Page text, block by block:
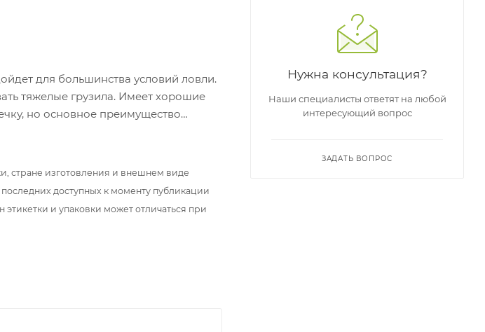
для большинства условий ловли.
тяжелые грузила. Имеет хорошие
но основное преимущество
стране изготовления и внешнем виде
доступных к моменту публикации
и упаковки может отличаться при
Нужна консультация?
Наши специалисты ответят на любой
интересующий вопрос
ЗАДАТЬ ВОПРОС